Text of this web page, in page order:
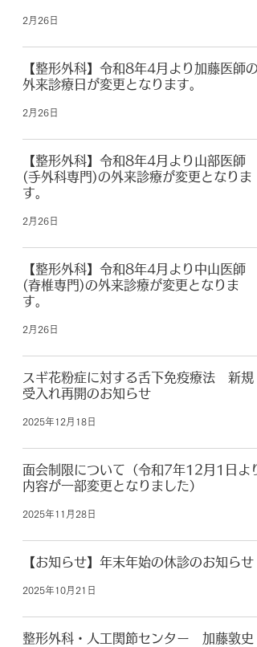
2月26日
【整形外科】令和8年4月より加藤医師の
外来診療日が変更となります。
2月26日
【整形外科】令和8年4月より山部医師
(手外科専門)の外来診療が変更となりま
す。
2月26日
【整形外科】令和8年4月より中山医師
(脊椎専門)の外来診療が変更となりま
す。
2月26日
スギ花粉症に対する舌下免疫療法 新規
受入れ再開のお知らせ
2025年12月18日
面会制限について（令和7年12月1日より
内容が一部変更となりました）
2025年11月28日
【お知らせ】年末年始の休診のお知らせ
2025年10月21日
整形外科・人工関節センター 加藤敦史